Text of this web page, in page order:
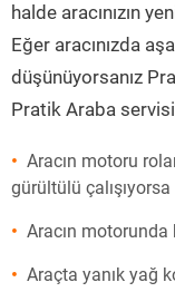
halde aracınızın
Eğer aracınızda
düşünüyorsanız
Pratik Araba
Aracın motoru
gürültülü çalışıyorsa
Aracın motorunda
Araçta yanık yağ